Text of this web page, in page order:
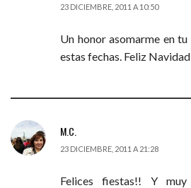
23 DICIEMBRE, 2011 A 10:50
Un honor asomarme en
estas fechas. Feliz
M.C.
23 DICIEMBRE, 2011 A 21:28
Felices fiestas!! Y